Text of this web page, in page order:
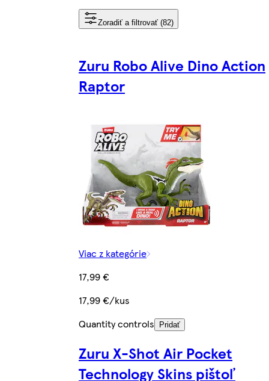
Zoradiť a filtrovať (82)
Zuru Robo Alive Dino Action
Raptor
Viac z kategórie
17,99 €
17,99 €/kus
Quantity controls
Pridať
Zuru X-Shot Air Pocket
Technology Skins pištoľ